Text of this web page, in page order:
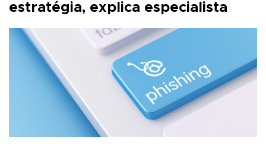
estratégia, explica especialista